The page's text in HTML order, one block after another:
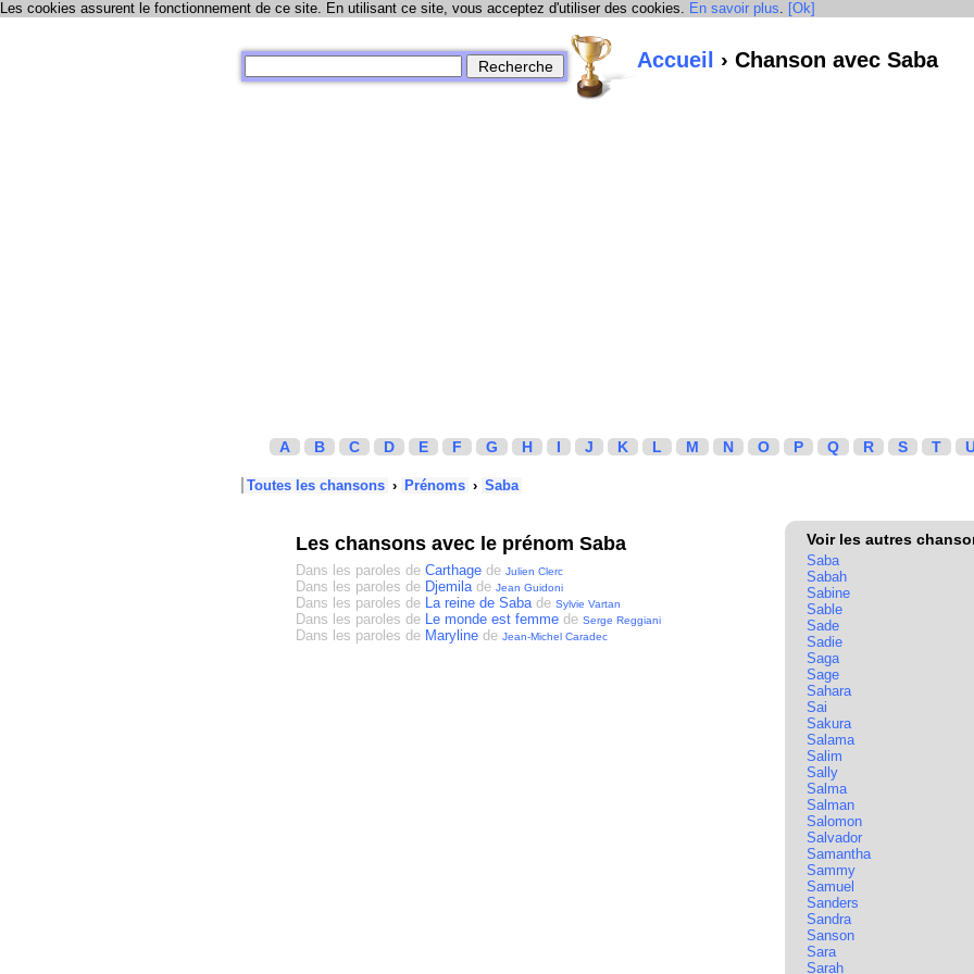
Les cookies assurent le fonctionnement de ce site. En utilisant ce site, vous acceptez d'utiliser des cookies. En savoir plus. [Ok]
Accueil › Chanson avec Saba
A B C D E F G H I J K L M N O P Q R S T
Toutes les chansons › Prénoms › Saba
Les chansons avec le prénom Saba
Dans les paroles de Carthage de Julien Clerc
Dans les paroles de Djemila de Jean Guidoni
Dans les paroles de La reine de Saba de Sylvie Vartan
Dans les paroles de Le monde est femme de Serge Reggiani
Dans les paroles de Maryline de Jean-Michel Caradec
Voir les autres
Saba
Sabah
Sabine
Sable
Sade
Sadie
Saga
Sage
Sahara
Sai
Sakura
Salama
Salim
Sally
Salma
Salman
Salomon
Salvador
Samantha
Sammy
Samuel
Sanders
Sandra
Sanson
Sara
Sarah